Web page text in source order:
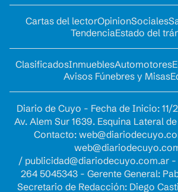
Cartas del lectorOpinionSociales
TendenciaEstado del
ClasificadosInmueblesAutomotores
Avisos Fúnebres y Misas
Diario de Cuyo - Fecha de Inicio:
Av. Alem Sur 1639. Esquina Lateral
Contacto:
/ publicidad@diariodecuyo.com.ar-
264 5045343 - Gerente General:
Secretario de Redacción: Diego